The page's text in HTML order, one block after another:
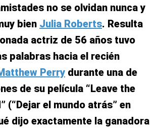
no se olvidan nunca y
bien Julia Roberts. Resulta
actriz de 56 años tuvo
palabras hacia el recién
Perry durante una de
de su película “Leave the
(“Dejar el mundo atrás” en
dijo exactamente la ganadora